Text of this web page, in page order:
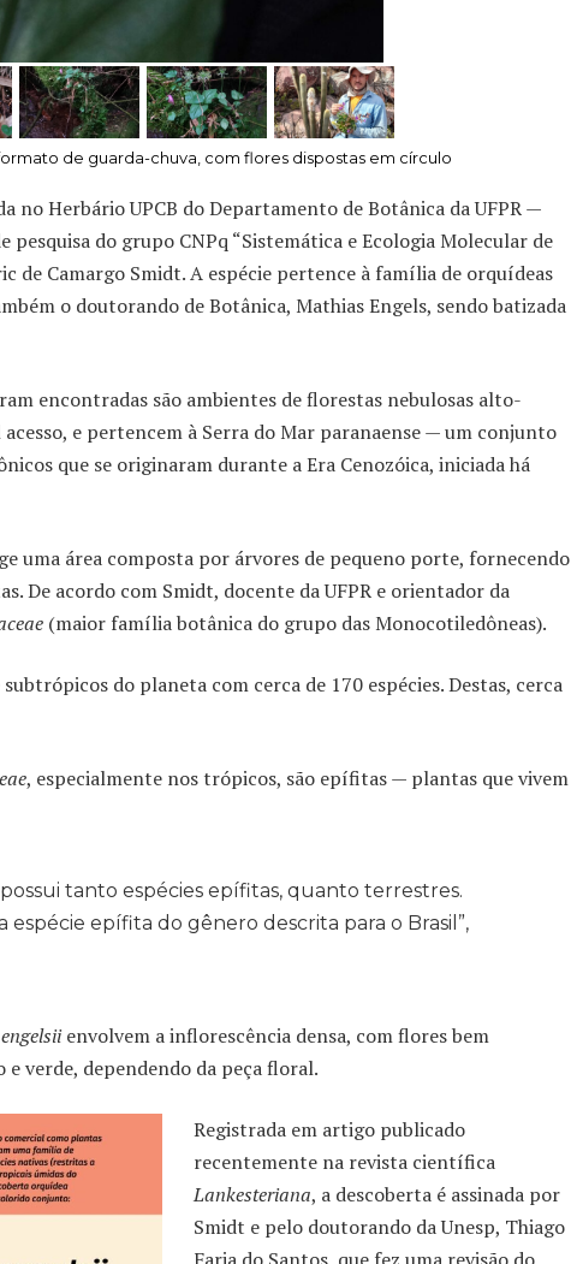
de guarda-chuva, com flores dispostas em círculo
no Herbário UPCB do Departamento de Botânica da UFPR —
pesquisa do grupo CNPq “Sistemática e Ecologia Molecular de
de Camargo Smidt. A espécie pertence à família de orquídeas
o doutorando de Botânica, Mathias Engels, sendo batizada
encontradas são ambientes de florestas nebulosas alto-
e pertencem à Serra do Mar paranaense — um conjunto
que se originaram durante a Era Cenozóica, iniciada há
uma área composta por árvores de pequeno porte, fornecendo
De acordo com Smidt, docente da UFPR e orientador da
(maior família botânica do grupo das Monocotiledôneas).
do planeta com cerca de 170 espécies. Destas, cerca
, especialmente nos trópicos, são epífitas — plantas que vivem
tanto espécies epífitas, quanto terrestres.
epífita do gênero descrita para o Brasil”,
envolvem a inflorescência densa, com flores bem
verde, dependendo da peça floral.
Registrada em artigo publicado
recentemente na revista científica
Lankesteriana, a descoberta é assinada por
Smidt e pelo doutorando da Unesp, Thiago
Faria do Santos, que fez uma revisão do